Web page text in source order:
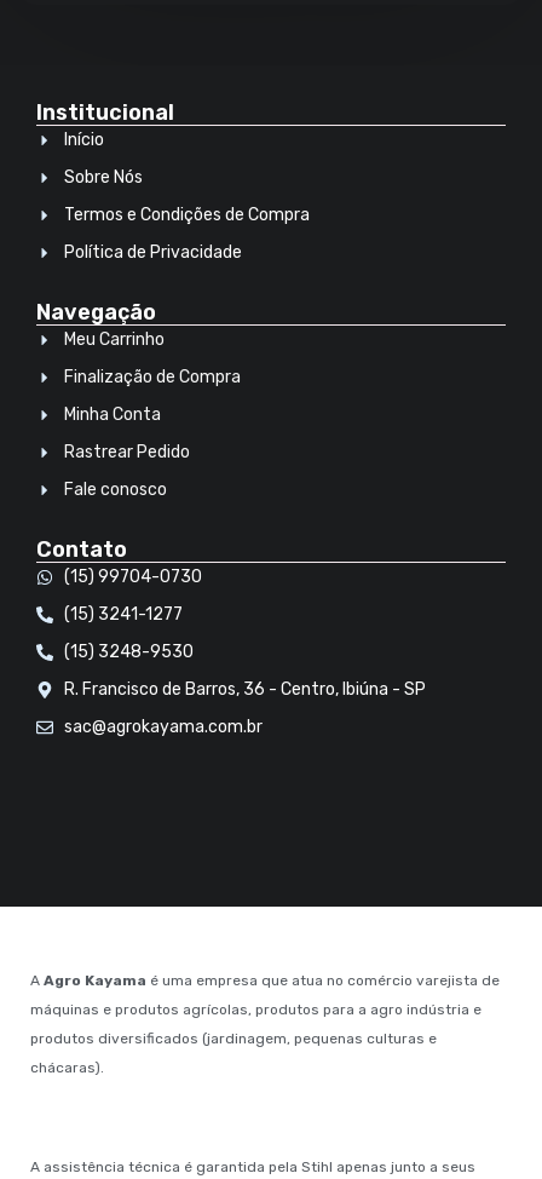
Institucional
Início
Sobre Nós
Termos e Condições de Compra
Política de Privacidade
Navegação
Meu Carrinho
Finalização de Compra
Minha Conta
Rastrear Pedido
Fale conosco
Contato
(15) 99704-0730
(15) 3241-1277
(15) 3248-9530
R. Francisco de Barros, 36 - Centro, Ibiúna - SP
sac@agrokayama.com.br
A Agro Kayama é uma empresa que atua no comércio varejista de
máquinas e produtos agrícolas, produtos para a agro indústria e
produtos diversificados (jardinagem, pequenas culturas e
chácaras).
A assistência técnica é garantida pela Stihl apenas junto a seus